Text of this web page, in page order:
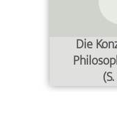
Die